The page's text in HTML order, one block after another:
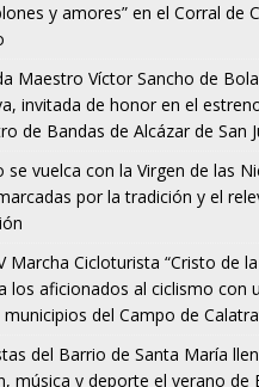
y amores” en el Corral de
Maestro Víctor Sancho de
invitada de honor en el
de Bandas de Alcázar de San
se vuelca con la Virgen de las
por la tradición y el
Marcha Cicloturista “Cristo de
los aficionados al ciclismo con
del Campo de
del Barrio de Santa María
música y deporte el verano de